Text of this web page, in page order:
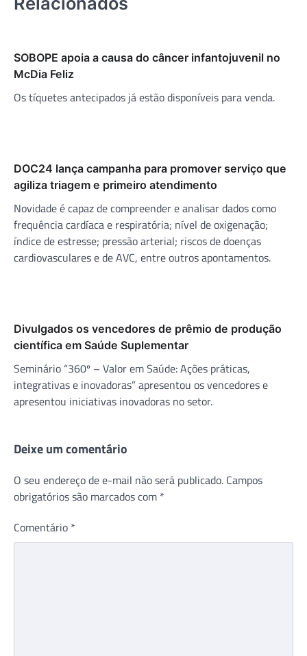
SOBOPE apoia a causa do câncer infantojuvenil no
McDia Feliz
Os tíquetes antecipados já estão disponíveis para venda.
DOC24 lança campanha para promover serviço que
agiliza triagem e primeiro atendimento
Novidade é capaz de compreender e analisar dados como
frequência cardíaca e respiratória; nível de oxigenação;
índice de estresse; pressão arterial; riscos de doenças
cardiovasculares e de AVC, entre outros apontamentos.
Divulgados os vencedores de prêmio de produção
científica em Saúde Suplementar
Seminário “360º – Valor em Saúde: Ações práticas,
integrativas e inovadoras” apresentou os vencedores e
apresentou iniciativas inovadoras no setor.
Deixe um comentário
O seu endereço de e-mail não será publicado. Campos
obrigatórios são marcados com *
Comentário *